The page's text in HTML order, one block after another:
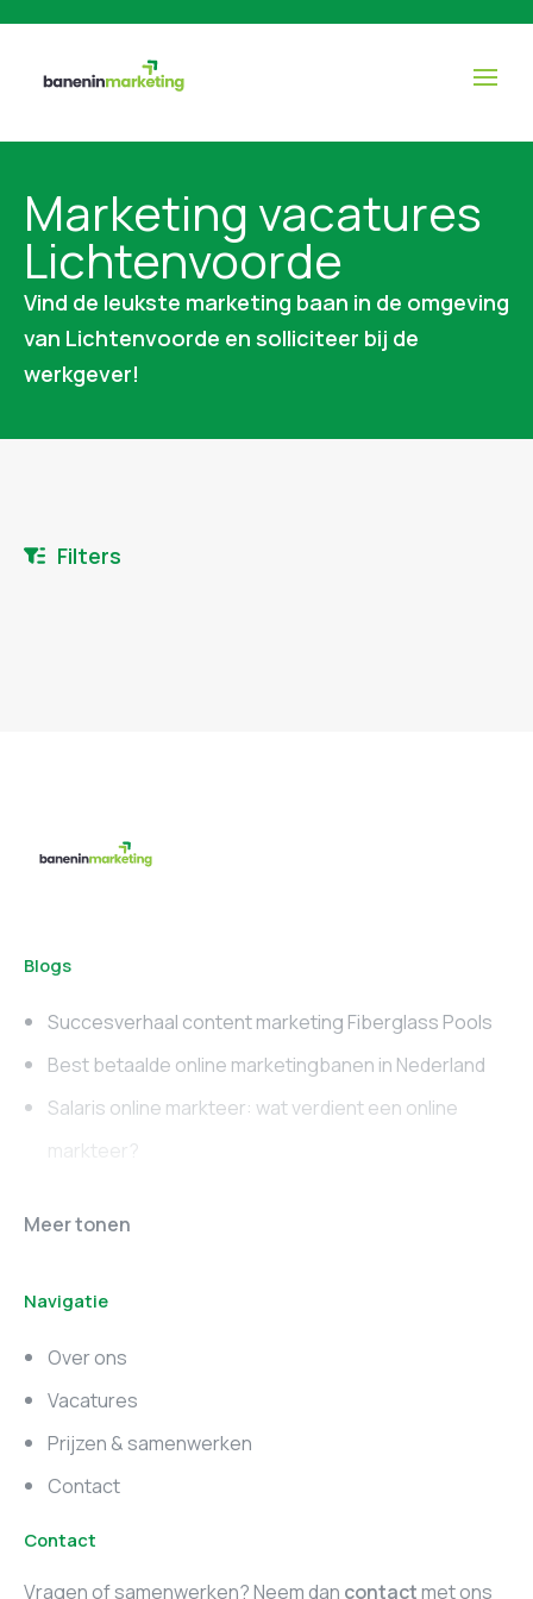
Marketing vacatures
Lichtenvoorde
Vind de leukste marketing baan in de omgeving
van Lichtenvoorde en solliciteer bij de
werkgever!
Filters
Blogs
Succesverhaal content marketing Fiberglass Pools
Best betaalde online marketingbanen in Nederland
Salaris online markteer: wat verdient een online
markteer?
Online marketing
Marketing vacatures
Zuid-Holland
Marketing vacatures
Utrecht
Meer tonen
Navigatie
Over ons
Vacatures
Prijzen & samenwerken
Contact
Contact
Vragen of samenwerken? Neem dan contactmet ons